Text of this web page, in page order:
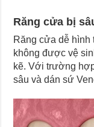
Răng cửa bị
Răng cửa dễ hình
không được vệ
kẽ. Với trường
sâu và dán sứ